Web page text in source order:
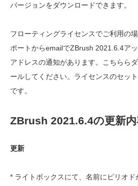
バージョンをダウンロードできます。
フローティングライセンスでご利用の
ポートからemailでZBrush 2021.6.4ア
アドレスの通知があります。こちらら
ールしてください。ライセンスのセッ
です。
ZBrush 2021.6.4の更新
更新
* ライトボックスにて、名前にピリオド